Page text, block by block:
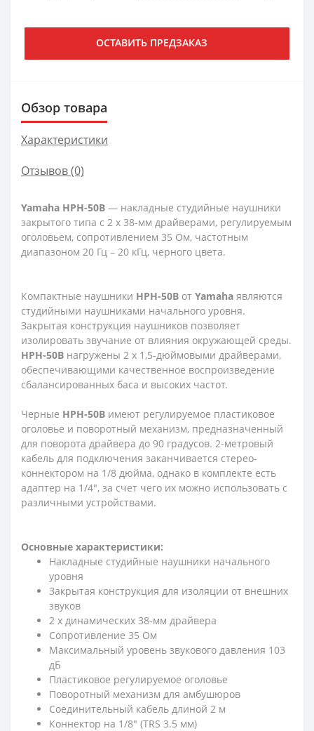
ОСТАВИТЬ ПРЕДЗАКАЗ
Обзор товара
Характеристики
Отзывов (0)
Yamaha HPH-50B — накладные студийные наушники
закрытого типа с 2 х 38-мм драйверами, регулируемым
оголовьем, сопротивлением 35 Ом, частотным
диапазоном 20 Гц – 20 кГц, черного цвета.
Компактные наушники HPH-50B от Yamaha являются
студийными наушниками начального уровня.
Закрытая конструкция наушников позволяет
изолировать звучание от влияния окружающей среды.
HPH-50B нагружены 2 х 1,5-дюймовыми драйверами,
обеспечивающими качественное воспроизведение
сбалансированных баса и высоких частот.
Черные HPH-50B имеют регулируемое пластиковое
оголовье и поворотный механизм, предназначенный
для поворота драйвера до 90 градусов. 2-метровый
кабель для подключения заканчивается стерео-
коннектором на 1/8 дюйма, однако в комплекте есть
адаптер на 1/4", за счет чего их можно использовать с
различными устройствами.
Основные характеристики:
Накладные студийные наушники начального
уровня
Закрытая конструкция для изоляции от внешних
звуков
2 х динамических 38-мм драйвера
Сопротивление 35 Ом
Максимальный уровень звукового давления 103
дБ
Пластиковое регулируемое оголовье
Поворотный механизм для амбушюров
Соединительный кабель длиной 2 м
Коннектор на 1/8" (TRS 3.5 мм)